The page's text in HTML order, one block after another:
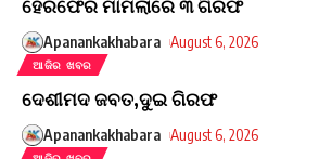
ହେରଫେର ମାମଲାରେ ୩ ଗିରଫ
Apanankakhabara August 6, 2026
ଆଜିର ଖବର
ଦେଶୀମଦ ଜବତ,ଦୁଇ ଗିରଫ
Apanankakhabara August 6, 2026